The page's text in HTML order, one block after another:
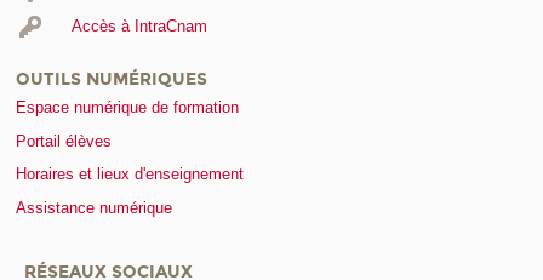
Accès à IntraCnam
OUTILS NUMÉRIQUES
Espace numérique de formation
Portail élèves
Horaires et lieux d'enseignement
Assistance numérique
RÉSEAUX SOCIAUX